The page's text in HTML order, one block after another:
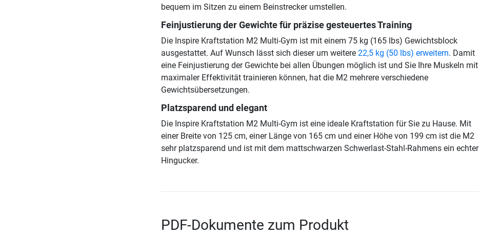
bequem im Sitzen zu einem Beinstrecker umstellen.
Feinjustierung der Gewichte für präzise gesteuertes Training
Die Inspire Kraftstation M2 Multi-Gym ist mit einem 75 kg (165 lbs) Gewichtsblock
ausgestattet. Auf Wunsch lässt sich dieser um weitere 22,5 kg (50 lbs) erweitern. Damit
eine Feinjustierung der Gewichte bei allen Übungen möglich ist und Sie Ihre Muskeln mit
maximaler Effektivität trainieren können, hat die M2 mehrere verschiedene
Gewichtsübersetzungen.
Platzsparend und elegant
Die Inspire Kraftstation M2 Multi-Gym ist eine ideale Kraftstation für Sie zu Hause. Mit
einer Breite von 125 cm, einer Länge von 165 cm und einer Höhe von 199 cm ist die M2
sehr platzsparend und ist mit dem mattschwarzen Schwerlast-Stahl-Rahmens ein echter
Hingucker.
PDF-Dokumente zum Produkt